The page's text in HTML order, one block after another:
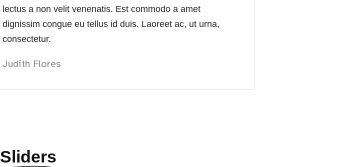
lectus a non velit venenatis. Est commodo a amet
dignissim congue eu tellus id duis. Laoreet ac, ut urna,
consectetur.
Judith Flores
Sliders